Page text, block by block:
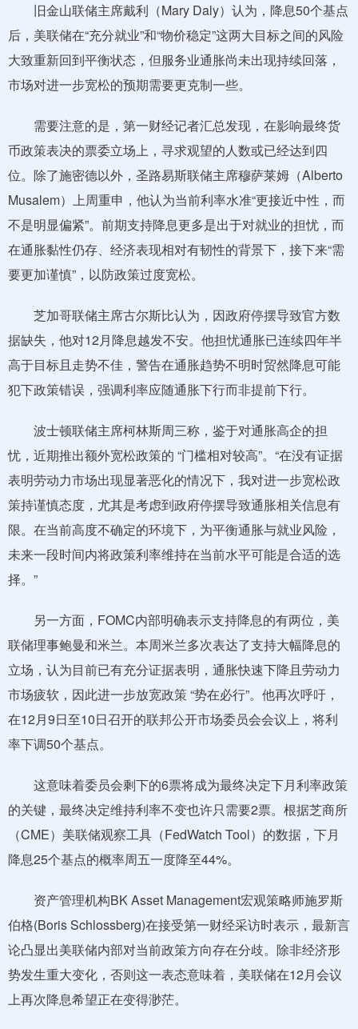
旧金山联储主席戴利（Mary Daly）认为，降息50个基点
后，美联储在“充分就业”和“物价稳定”这两大目标之间的风险
大致重新回到平衡状态，但服务业通胀尚未出现持续回落，
市场对进一步宽松的预期需要更克制一些。
需要注意的是，第一财经记者汇总发现，在影响最终货
币政策表决的票委立场上，寻求观望的人数或已经达到四
位。除了施密德以外，圣路易斯联储主席穆萨莱姆（Alberto
Musalem）上周重申，他认为当前利率水准“更接近中性，而
不是明显偏紧”。前期支持降息更多是出于对就业的担忧，而
在通胀黏性仍存、经济表现相对有韧性的背景下，接下来“需
要更加谨慎”，以防政策过度宽松。
芝加哥联储主席古尔斯比认为，因政府停摆导致官方数
据缺失，他对12月降息越发不安。他担忧通胀已连续四年半
高于目标且走势不佳，警告在通胀趋势不明时贸然降息可能
犯下政策错误，强调利率应随通胀下行而非提前下行。
波士顿联储主席柯林斯周三称，鉴于对通胀高企的担
忧，近期推出额外宽松政策的 “门槛相对较高”。“在没有证据
表明劳动力市场出现显著恶化的情况下，我对进一步宽松政
策持谨慎态度，尤其是考虑到政府停摆导致通胀相关信息有
限。在当前高度不确定的环境下，为平衡通胀与就业风险，
未来一段时间内将政策利率维持在当前水平可能是合适的选
择。”
另一方面，FOMC内部明确表示支持降息的有两位，美
联储理事鲍曼和米兰。本周米兰多次表达了支持大幅降息的
立场，认为目前已有充分证据表明，通胀快速下降且劳动力
市场疲软，因此进一步放宽政策 “势在必行”。他再次呼吁，
在12月9日至10日召开的联邦公开市场委员会会议上，将利
率下调50个基点。
这意味着委员会剩下的6票将成为最终决定下月利率政策
的关键，最终决定维持利率不变也许只需要2票。根据芝商所
（CME）美联储观察工具（FedWatch Tool）的数据，下月
降息25个基点的概率周五一度降至44%。
资产管理机构BK Asset Management宏观策略师施罗斯
伯格(Boris Schlossberg)在接受第一财经采访时表示，最新言
论凸显出美联储内部对当前政策方向存在分歧。除非经济形
势发生重大变化，否则这一表态意味着，美联储在12月会议
上再次降息希望正在变得渺茫。